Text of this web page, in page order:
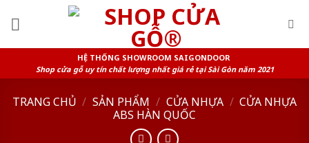
HỆ THỐNG SHOWROOM SAIGONDOOR
Shop cửa gỗ uy tín chất lượng nhất giá rẻ tại Sài Gòn năm 2021
TRANG CHỦ / SẢN PHẨM / CỬA NHỰA / CỬA NHỰA
ABS HÀN QUỐC